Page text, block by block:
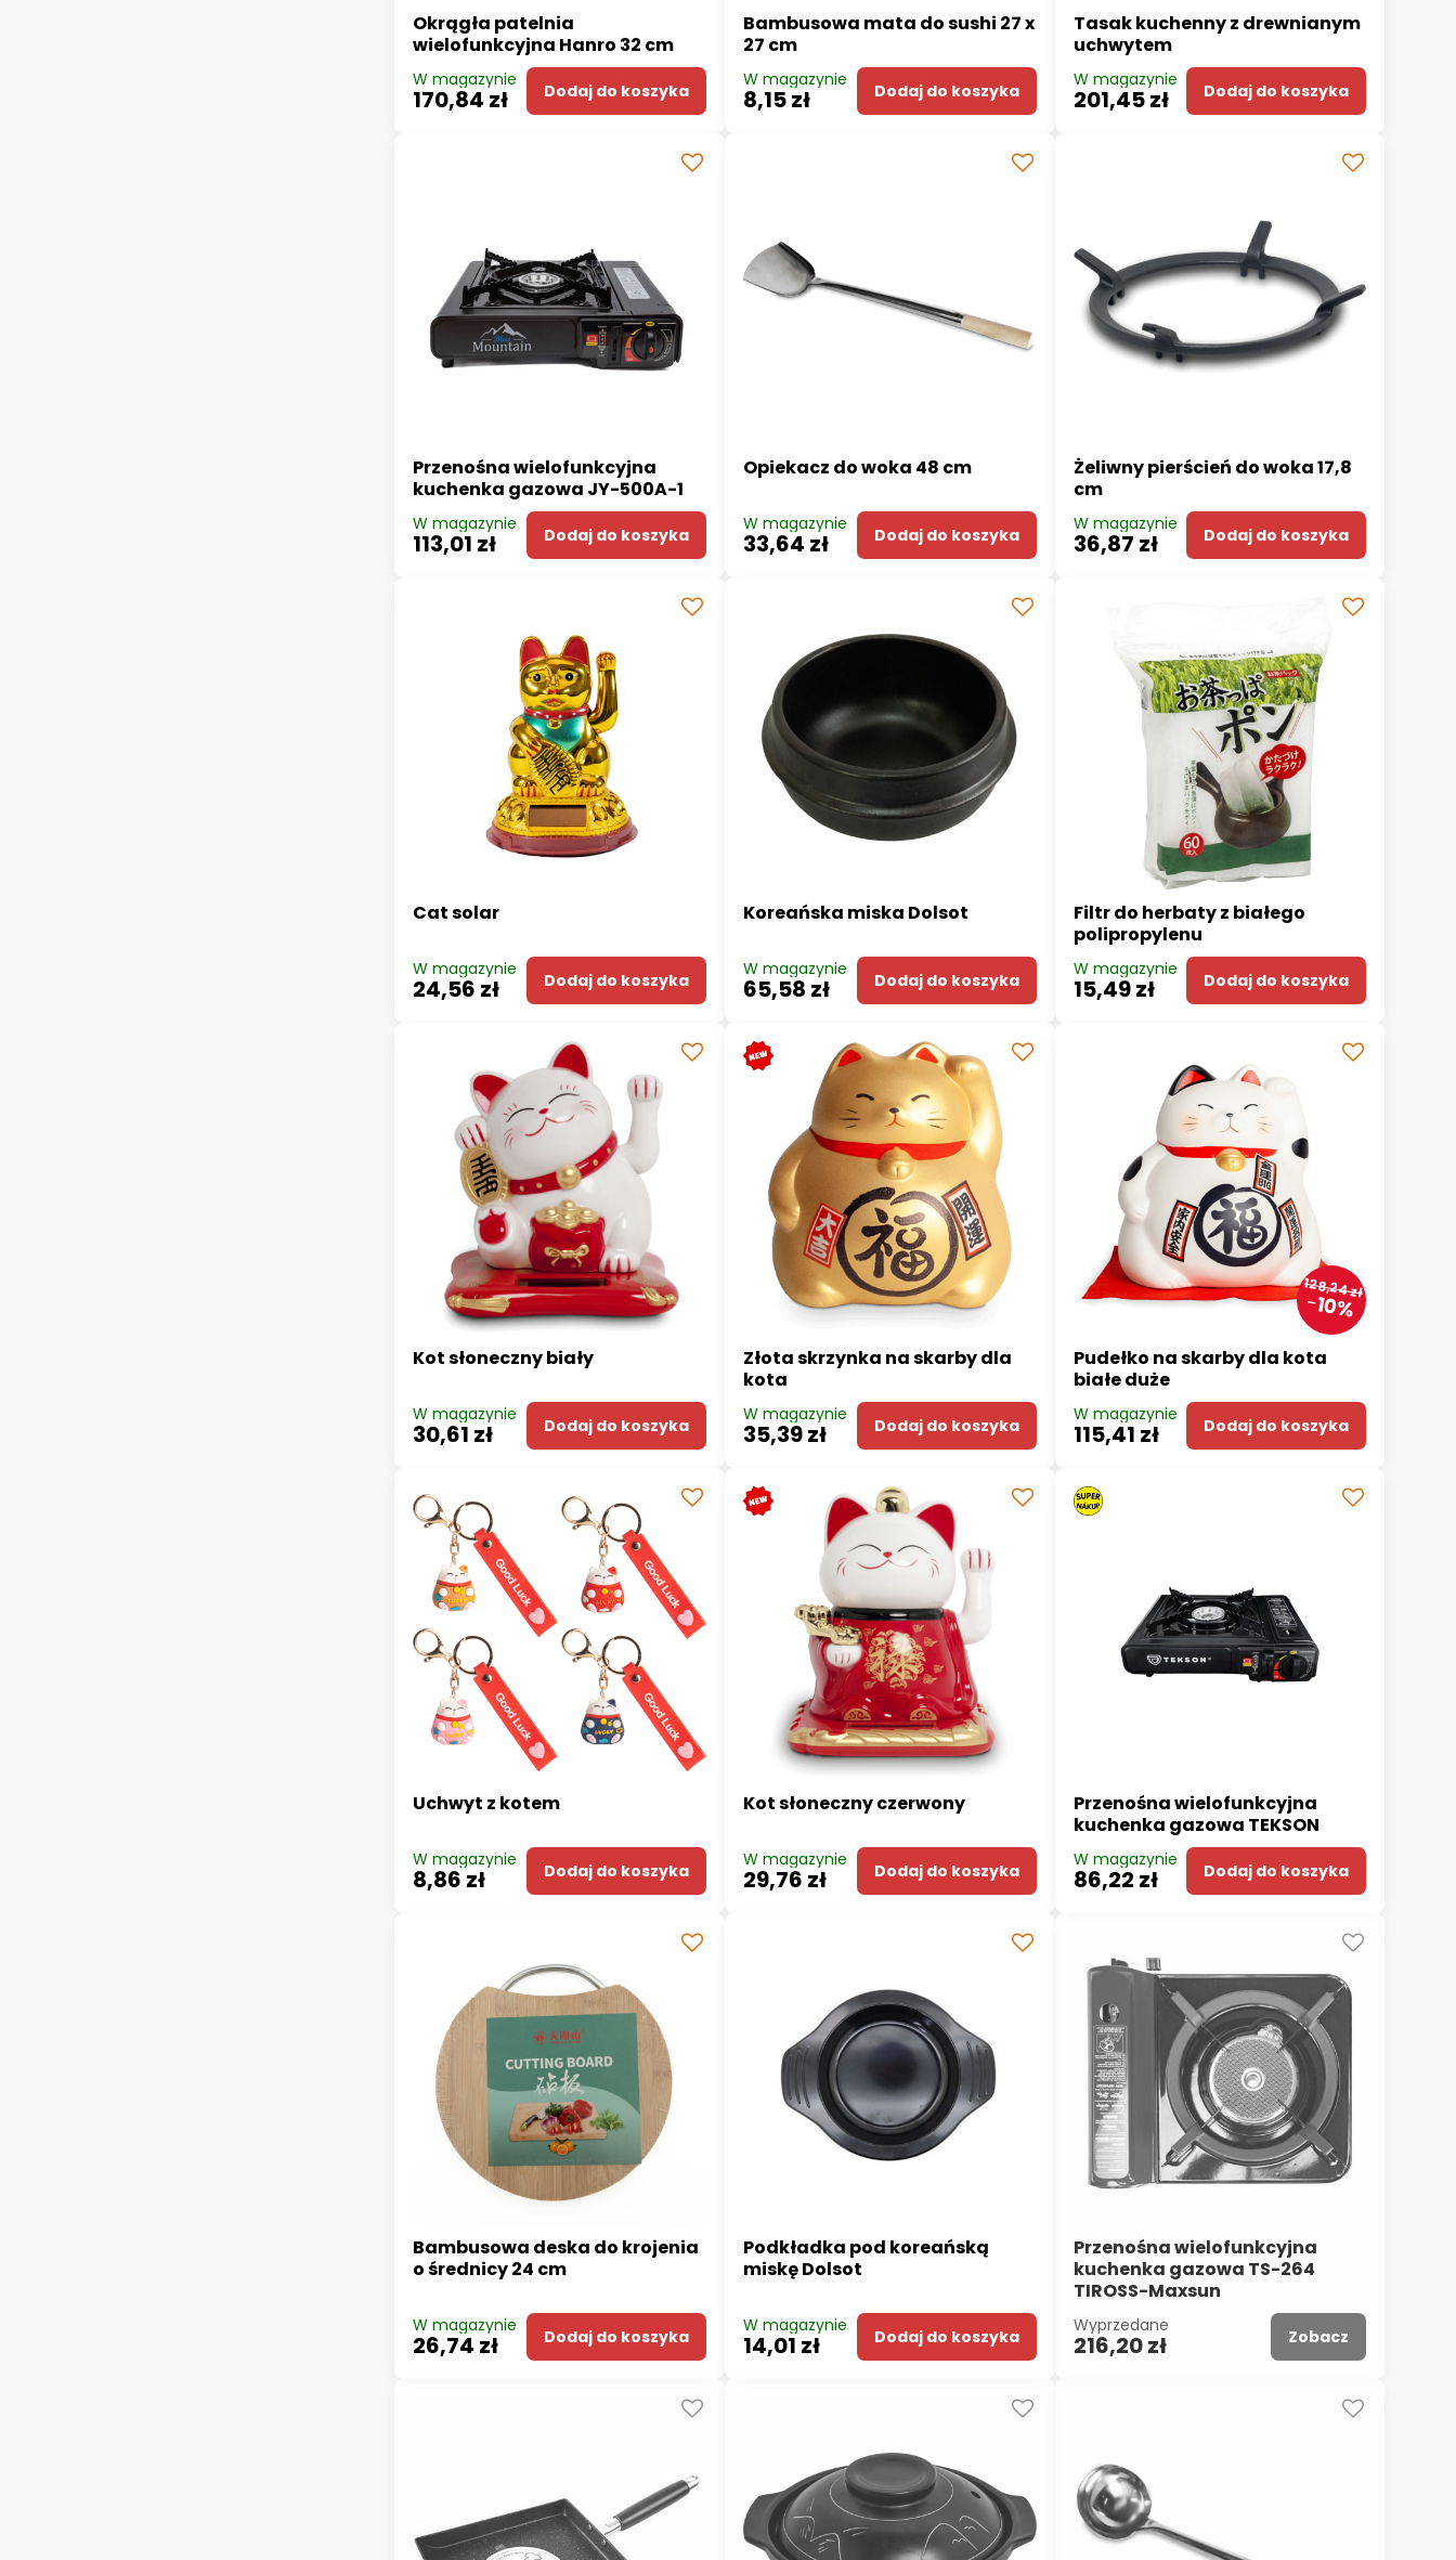
Okrągła patelnia
wielofunkcyjna Hanro 32 cm
W magazynie
170,84 zł Dodaj do koszyka
Bambusowa mata do sushi 27 x
27 cm
W magazynie
8,15 zł Dodaj do koszyka
Tasak kuchenny z drewnianym
uchwytem
W magazynie
201,45 zł Dodaj do koszyka
Przenośna wielofunkcyjna
kuchenka gazowa JY-500A-1
W magazynie
113,01 zł Dodaj do koszyka
Opiekacz do woka 48 cm
W magazynie
33,64 zł Dodaj do koszyka
Żeliwny pierścień do woka 17,8
cm
W magazynie
36,87 zł Dodaj do koszyka
Cat solar
W magazynie
24,56 zł Dodaj do koszyka
Koreańska miska Dolsot
W magazynie
65,58 zł Dodaj do koszyka
Filtr do herbaty z białego
polipropylenu
W magazynie
15,49 zł Dodaj do koszyka
Kot słoneczny biały
W magazynie
30,61 zł Dodaj do koszyka
Złota skrzynka na skarby dla
kota
W magazynie
35,39 zł Dodaj do koszyka
128,24 zł
10%
Pudełko na skarby dla kota
białe duże
W magazynie
115,41 zł Dodaj do koszyka
Uchwyt z kotem
W magazynie
8,86 zł Dodaj do koszyka
Kot słoneczny czerwony
W magazynie
29,76 zł Dodaj do koszyka
Przenośna wielofunkcyjna
kuchenka gazowa TEKSON
W magazynie
86,22 zł Dodaj do koszyka
Bambusowa deska do krojenia
o średnicy 24 cm
W magazynie
26,74 zł Dodaj do koszyka
Podkładka pod koreańską
miskę Dolsot
W magazynie
14,01 zł Dodaj do koszyka
Przenośna wielofunkcyjna
kuchenka gazowa TS-264
TIROSS-Maxsun
Wyprzedane
216,20 zł Zobacz